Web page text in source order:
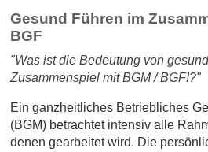
Gesund Führen im
BGF
"Was ist die Bedeutung von
Zusammenspiel mit BGM / BGF!?"
Ein ganzheitliches Betriebliches
(BGM) betrachtet intensiv alle
denen gearbeitet wird. Die